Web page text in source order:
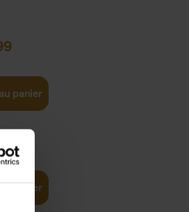
panier
panier